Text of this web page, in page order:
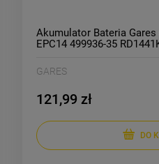
Akumulator Bateria
EPC14 499936-35
NM14 PS142H 14,4V 1,5Ah
GARES
121,99 zł
DO